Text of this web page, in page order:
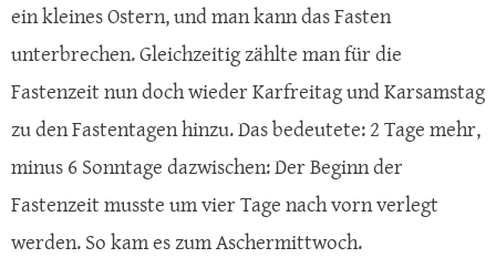
ein kleines Ostern, und man kann das Fasten
unterbrechen. Gleichzeitig zählte man für die
Fastenzeit nun doch wieder Karfreitag und Karsamstag
zu den Fastentagen hinzu. Das bedeutete: 2 Tage mehr,
minus 6 Sonntage dazwischen: Der Beginn der
Fastenzeit musste um vier Tage nach vorn verlegt
werden. So kam es zum Aschermittwoch.